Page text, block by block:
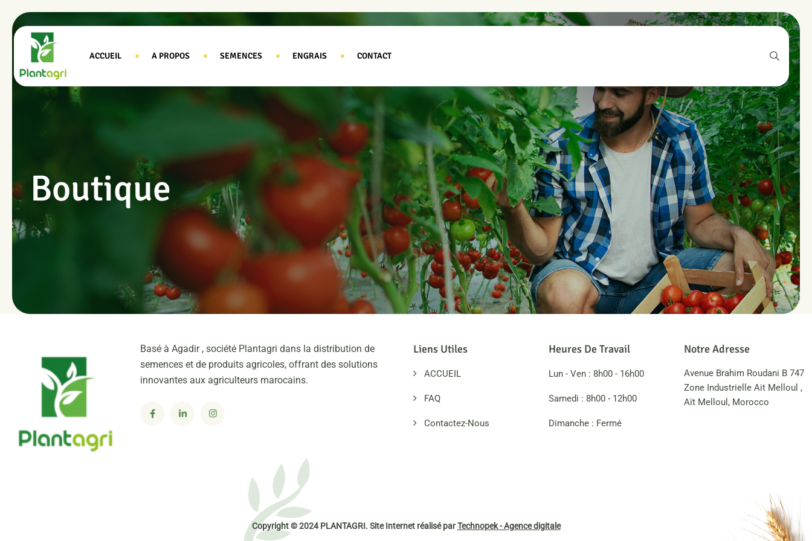
ACCUEIL A PROPOS SEMENCES ENGRAIS CONTACT
Boutique
Basé à Agadir , société Plantagri dans la distribution de
semences et de produits agricoles, offrant des solutions
innovantes aux agriculteurs marocains.
Liens Utiles
ACCUEIL
FAQ
Contactez-Nous
Heures De Travail
Lun - Ven : 8h00 - 16h00
Samedi : 8h00 - 12h00
Dimanche : Fermé
Notre Adresse
Avenue Brahim Roudani B 747
Zone Industrielle Ait Melloul ,
Aït Melloul, Morocco
Copyright © 2024 PLANTAGRI. Site Internet réalisé parTechnopek - Agence digitale